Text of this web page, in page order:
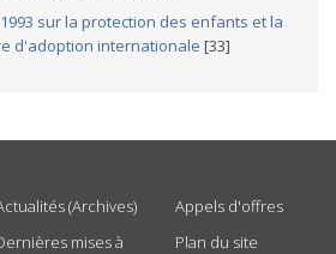
sur la protection des enfants et la
d'adoption internationale [33]
(Archives)
mises à
Appels d'offres
Plan du site